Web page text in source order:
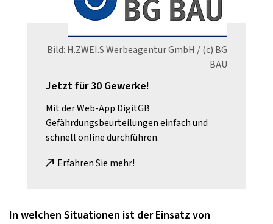
Bild: H.ZWEI.S Werbeagentur GmbH / (c) BG
BAU
Jetzt für 30 Gewerke!
Mit der Web-App DigitGB
Gefährdungsbeurteilungen einfach und
schnell online durchführen.
Erfahren Sie mehr!
In welchen Situationen ist der Einsatz von